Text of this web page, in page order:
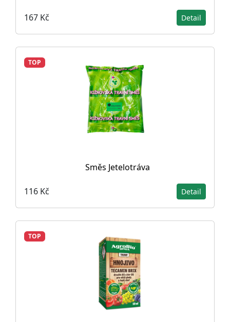
167 Kč Detail
TOP
Směs Jetelotráva
116 Kč Detail
TOP